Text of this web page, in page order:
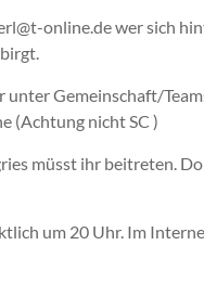
online.de wer sich
unter Gemeinschaft/
(Achtung nicht SC )
müsst ihr beitreten.
um 20 Uhr. Im